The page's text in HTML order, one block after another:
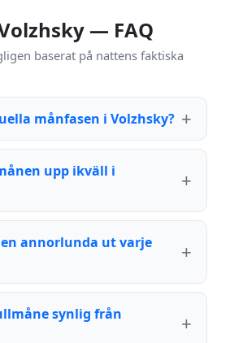
— FAQ
baserat på nattens faktiska
månfasen i Volzhsky?
upp ikväll i
annorlunda ut varje
synlig från